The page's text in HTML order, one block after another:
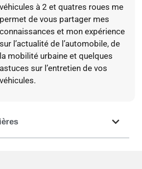
véhicules à 2 et quatres roues me
permet de vous partager mes
connaissances et mon expérience
sur l’actualité de l’automobile, de
la mobilité urbaine et quelques
astuces sur l’entretien de vos
véhicules.